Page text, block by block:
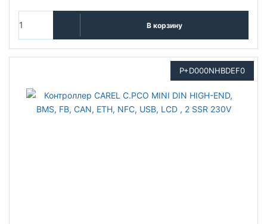
В корзину
P+D000NHBDEF0